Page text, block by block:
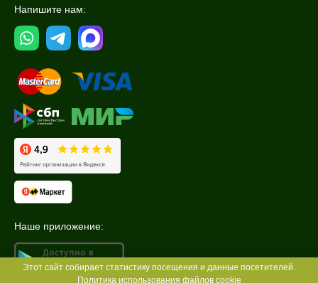
Напишите нам:
Наше приложение:
Этот сайт собирает статистику посещения и данные посетителей.
Политика использования файлов cookie